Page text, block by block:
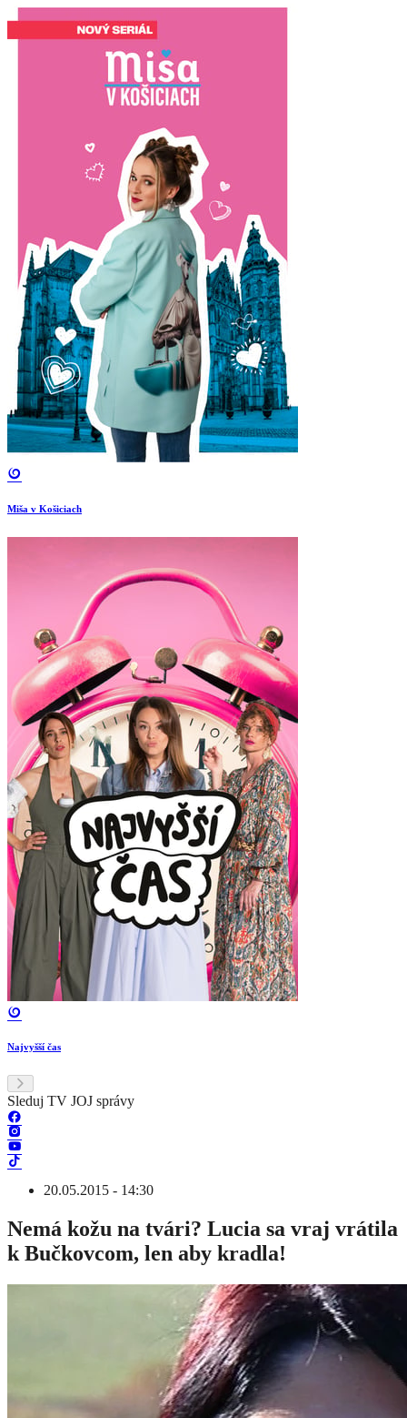
Miša v Košiciach
Najvyšší čas
Sleduj TV JOJ správy
20.05.2015 - 14:30
Nemá kožu na tvári? Lucia sa vraj vrátila
k Bučkovcom, len aby kradla!